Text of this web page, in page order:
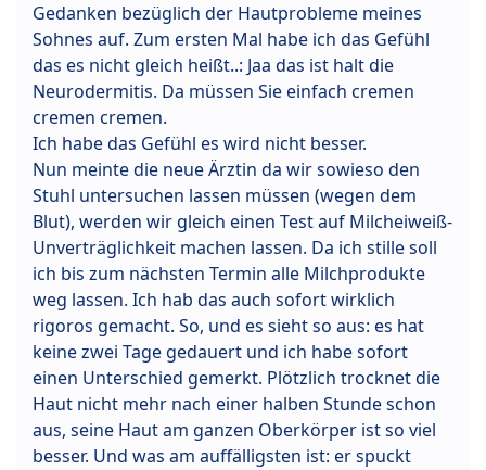
Gedanken bezüglich der Hautprobleme meines
Sohnes auf. Zum ersten Mal habe ich das Gefühl
das es nicht gleich heißt..: Jaa das ist halt die
Neurodermitis. Da müssen Sie einfach cremen
cremen cremen.
Ich habe das Gefühl es wird nicht besser.
Nun meinte die neue Ärztin da wir sowieso den
Stuhl untersuchen lassen müssen (wegen dem
Blut), werden wir gleich einen Test auf Milcheiweiß-
Unverträglichkeit machen lassen. Da ich stille soll
ich bis zum nächsten Termin alle Milchprodukte
weg lassen. Ich hab das auch sofort wirklich
rigoros gemacht. So, und es sieht so aus: es hat
keine zwei Tage gedauert und ich habe sofort
einen Unterschied gemerkt. Plötzlich trocknet die
Haut nicht mehr nach einer halben Stunde schon
aus, seine Haut am ganzen Oberkörper ist so viel
besser. Und was am auffälligsten ist: er spuckt